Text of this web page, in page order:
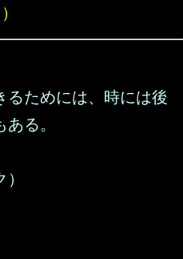
）
るためには、時には後
る。